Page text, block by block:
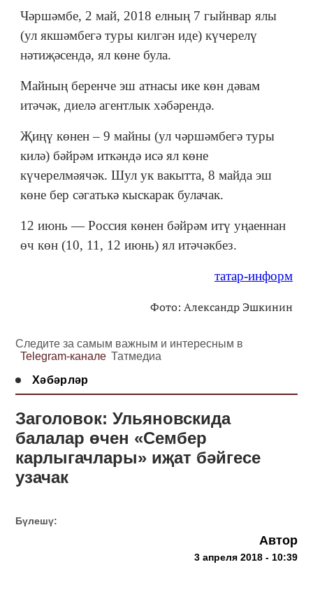
Чәршәмбе, 2 май, 2018 елның 7 гыйнвар ялы
(ул якшәмбегә туры килгән иде) күчерелү
нәтиҗәсендә, ял көне була.
Майның беренче эш атнасы ике көн дәвам
итәчәк, диелә агентлык хәбәрендә.
Җиңү көнен – 9 майны (ул чәршәмбегә туры
килә) бәйрәм иткәндә исә ял көне
күчерелмәячәк. Шул ук вакытта, 8 майда эш
көне бер сәгатькә кыскарак булачак.
12 июнь — Россия көнен бәйрәм итү уңаеннан
өч көн (10, 11, 12 июнь) ял итәчәкбез.
татар-информ
Фото: Александр Эшкинин
Следите за самым важным и интересным в
Telegram-канале Татмедиа
Хәбәрләр
Заголовок: Ульяновскида
балалар өчен «Сембер
карлыгачлары» иҗат бәйгесе
узачак
Бүлешү:
Автор
3 апреля 2018 - 10:39